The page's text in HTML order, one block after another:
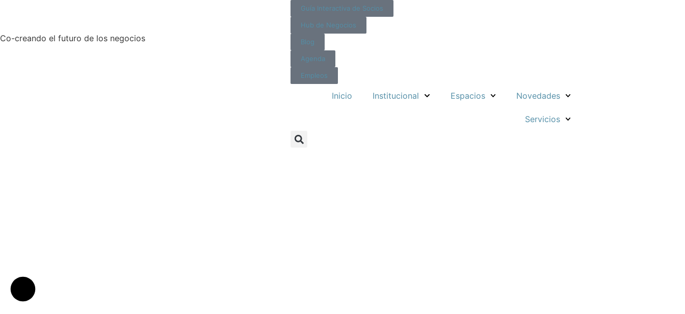
Co-creando el futuro de los negocios
Guía Interactiva de Socios
Hub de Negocios
Blog
Agenda
Empleos
Inicio Institucional Espacios Novedades
Servicios